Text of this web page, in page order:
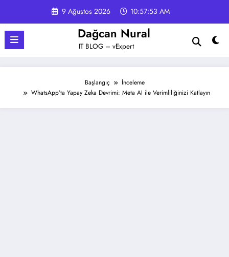
9 Ağustos 2026 10:57:54 AM
Dağcan Nural
IT BLOG – vExpert
Başlangıç
İnceleme
WhatsApp’ta Yapay Zeka Devrimi: Meta AI ile Verimliliğinizi Katlayın